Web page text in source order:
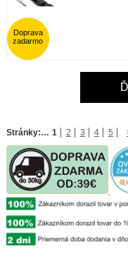
Doprava
zadarmo
Stránky: 1 2 3 4 5
…